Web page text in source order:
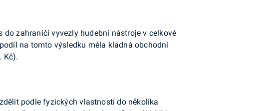
do zahraničí vyvezly hudební nástroje v celkové
na tomto výsledku měla kladná obchodní
Kč).
podle fyzických vlastností do několika